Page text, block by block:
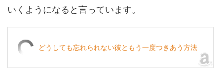
いくようになると言っています。
どうしても忘れられない彼ともう一度つきあう方法